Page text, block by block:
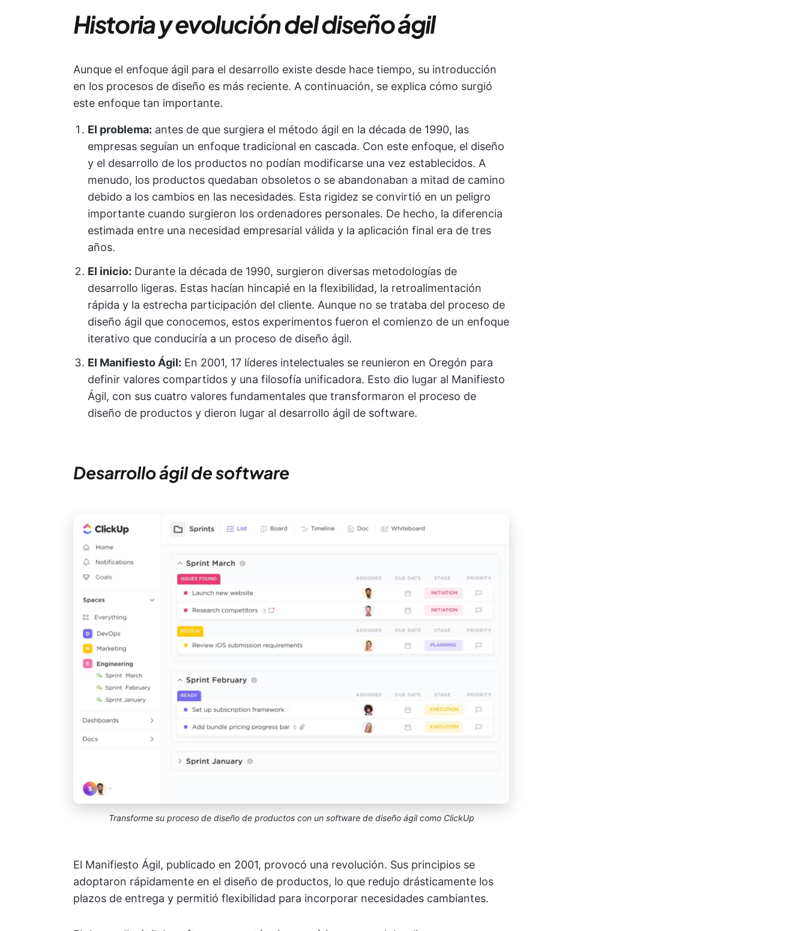
Historia y evolución del diseño ágil
Aunque el enfoque ágil para el desarrollo existe desde hace tiempo, su introducción
en los procesos de diseño es más reciente. A continuación, se explica cómo surgió
este enfoque tan importante.
El problema: antes de que surgiera el método ágil en la década de 1990, las
empresas seguían un enfoque tradicional en cascada. Con este enfoque, el diseño
y el desarrollo de los productos no podían modificarse una vez establecidos. A
menudo, los productos quedaban obsoletos o se abandonaban a mitad de camino
debido a los cambios en las necesidades. Esta rigidez se convirtió en un peligro
importante cuando surgieron los ordenadores personales. De hecho, la diferencia
estimada entre una necesidad empresarial válida y la aplicación final era de tres
años.
El inicio: Durante la década de 1990, surgieron diversas metodologías de
desarrollo ligeras. Estas hacían hincapié en la flexibilidad, la retroalimentación
rápida y la estrecha participación del cliente. Aunque no se trataba del proceso de
diseño ágil que conocemos, estos experimentos fueron el comienzo de un enfoque
iterativo que conduciría a un proceso de diseño ágil.
El Manifiesto Ágil: En 2001, 17 líderes intelectuales se reunieron en Oregón para
definir valores compartidos y una filosofía unificadora. Esto dio lugar al Manifiesto
Ágil, con sus cuatro valores fundamentales que transformaron el proceso de
diseño de productos y dieron lugar al desarrollo ágil de software.
Desarrollo ágil de software
Transforme su proceso de diseño de productos con un software de diseño ágil como ClickUp
El Manifiesto Ágil, publicado en 2001, provocó una revolución. Sus principios se
adoptaron rápidamente en el diseño de productos, lo que redujo drásticamente los
plazos de entrega y permitió flexibilidad para incorporar necesidades cambiantes.